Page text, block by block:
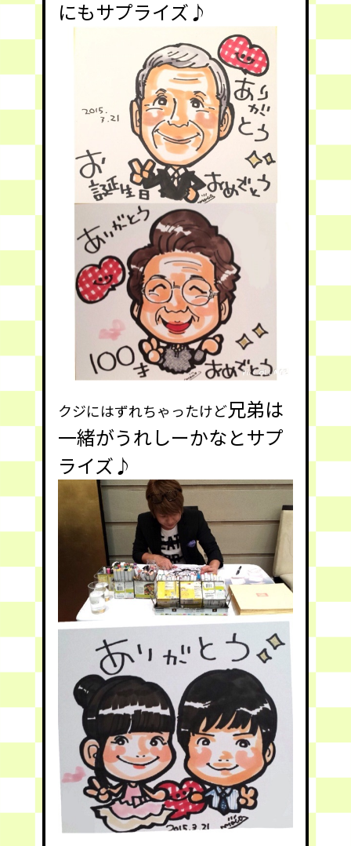
にもサプライズ♪
クジにはずれちゃったけど兄弟は
一緒がうれしーかなとサプ
ライズ♪